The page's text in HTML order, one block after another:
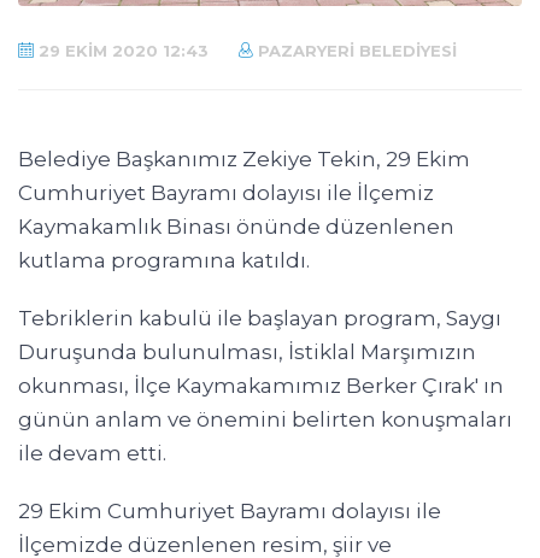
29 EKIM 2020 12:43 PAZARYERI BELEDIYESI
Belediye Başkanımız Zekiye Tekin, 29 Ekim
Cumhuriyet Bayramı dolayısı ile İlçemiz
Kaymakamlık Binası önünde düzenlenen
kutlama programına katıldı.
Tebriklerin kabulü ile başlayan program, Saygı
Duruşunda bulunulması, İstiklal Marşımızın
okunması, İlçe Kaymakamımız Berker Çırak' ın
günün anlam ve önemini belirten konuşmaları
ile devam etti.
29 Ekim Cumhuriyet Bayramı dolayısı ile
İlçemizde düzenlenen resim, şiir ve